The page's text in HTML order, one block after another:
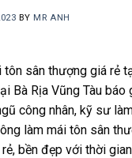
BY MR ANH
tôn sân thượng giá rẻ
Bà Rịa Vũng Tàu
công nhân, kỹ sư
làm mái tôn sân
bền đẹp với thời